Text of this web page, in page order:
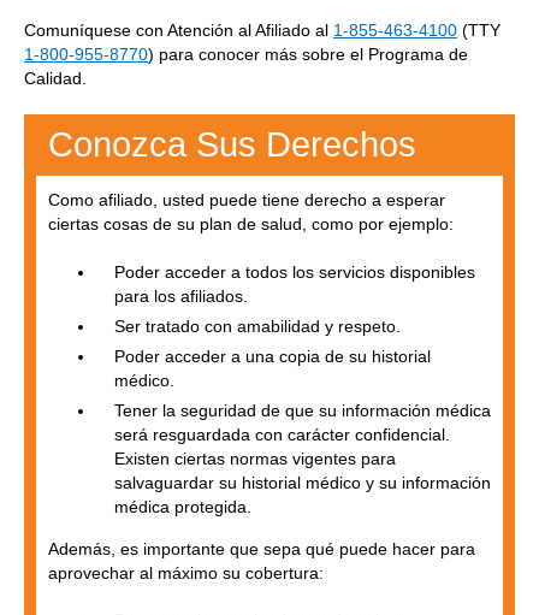
Comuníquese con Atención al Afiliado al 1-855-463-4100 (TTY
1-800-955-8770) para conocer más sobre el Programa de
Calidad.
Conozca Sus Derechos
Como afiliado, usted puede tiene derecho a esperar
ciertas cosas de su plan de salud, como por ejemplo:
Poder acceder a todos los servicios disponibles
para los afiliados.
Ser tratado con amabilidad y respeto.
Poder acceder a una copia de su historial
médico.
Tener la seguridad de que su información médica
será resguardada con carácter confidencial.
Existen ciertas normas vigentes para
salvaguardar su historial médico y su información
médica protegida.
Además, es importante que sepa qué puede hacer para
aprovechar al máximo su cobertura: